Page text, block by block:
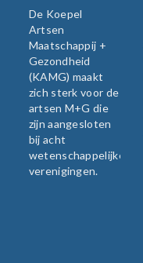
De Koepel
Artsen
Maatschappij +
Gezondheid
(KAMG) maakt
zich sterk voor de
artsen M+G die
zijn aangesloten
bij acht
wetenschappelijke
verenigingen.